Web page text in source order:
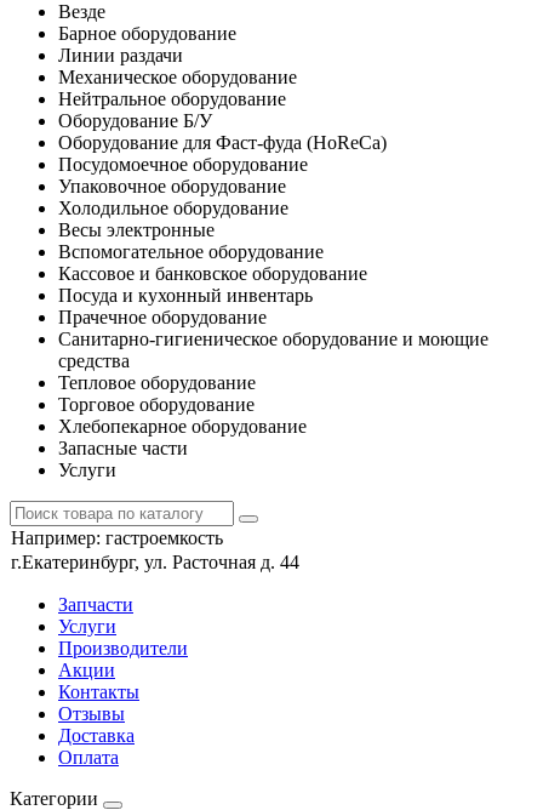
Везде
Барное оборудование
Линии раздачи
Механическое оборудование
Нейтральное оборудование
Оборудование Б/У
Оборудование для Фаст-фуда (HoReCa)
Посудомоечное оборудование
Упаковочное оборудование
Холодильное оборудование
Весы электронные
Вспомогательное оборудование
Кассовое и банковское оборудование
Посуда и кухонный инвентарь
Прачечное оборудование
Санитарно-гигиеническое оборудование и моющие
средства
Тепловое оборудование
Торговое оборудование
Хлебопекарное оборудование
Запасные части
Услуги
Например: гастроемкость
г.Екатеринбург, ул. Расточная д. 44
Запчасти
Услуги
Производители
Акции
Контакты
Отзывы
Доставка
Оплата
Категории